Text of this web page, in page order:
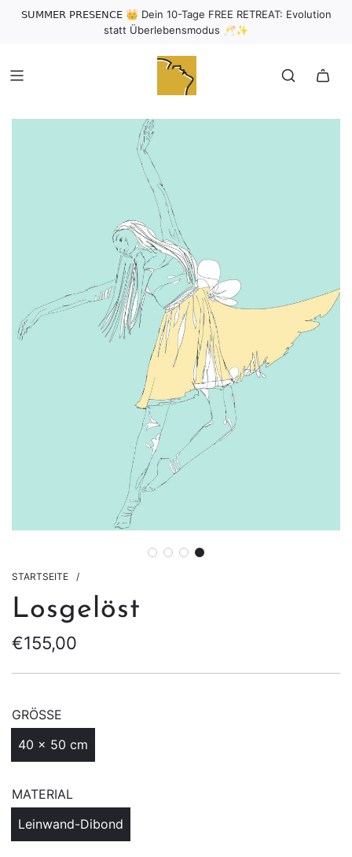
𝖲𝖴𝖬𝖬𝖤𝖱 𝖯𝖱𝖤𝖲𝖤𝖭𝖢𝖤 👑 Dein 10-Tage FREE RETREAT: Evolution
statt Überlebensmodus 🥂✨
STARTSEITE /
Losgelöst
Sonderpreis
Regulärer
€155,00
GRÖSSE
40 x 50 cm
MATERIAL
Leinwand-Dibond